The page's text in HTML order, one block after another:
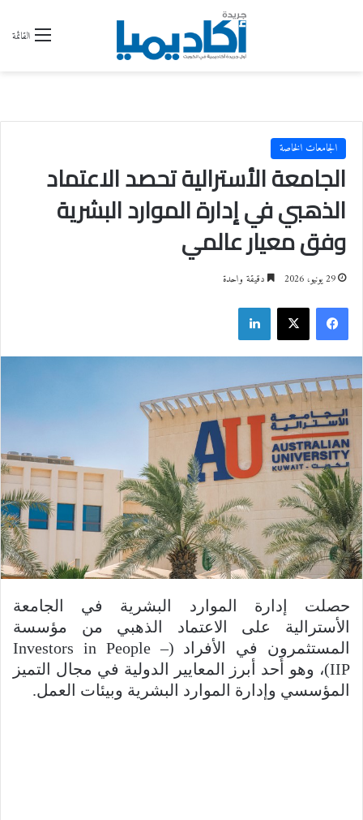
القائمة
الجامعات الخاصة
الجامعة الأسترالية تحصد الاعتماد
الذهبي في إدارة الموارد البشرية
وفق معيار عالمي
29 يونيو، 2026 دقيقة واحدة
فيسبوك
حصلت إدارة الموارد البشرية في الجامعة
الأسترالية على الاعتماد الذهبي من مؤسسة
المستثمرون في الأفراد (Investors in People –
IIP)، وهو أحد أبرز المعايير الدولية في مجال التميز
المؤسسي وإدارة الموارد البشرية وبيئات العمل.